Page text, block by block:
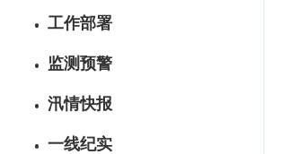
工作部署
监测预警
汛情快报
一线纪实